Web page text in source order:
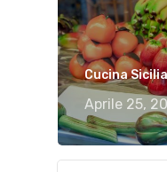
Cucina
Aprile 25,